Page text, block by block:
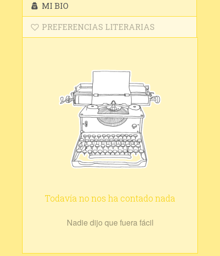
MI BIO
PREFERENCIAS LITERARIAS
Todavía no nos ha contado nada
Nadie dijo que fuera fácil